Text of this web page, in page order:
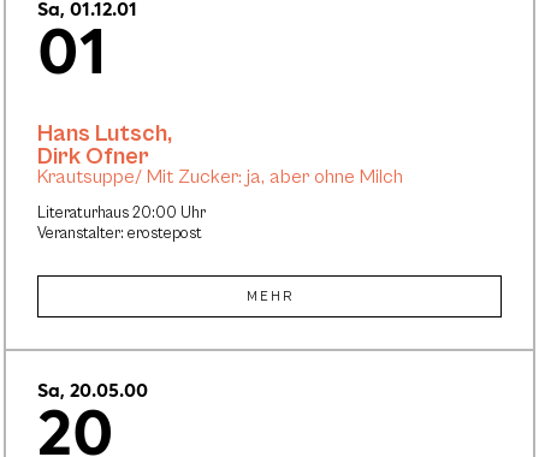
Sa, 01.12.01
01
Literaturhaus 20:00 Uhr
Veranstalter: erostepost
Hans Lutsch,
Dirk Ofner
Krautsuppe/ Mit Zucker: ja, aber ohne Milch
MEHR
Sa, 20.05.00
20